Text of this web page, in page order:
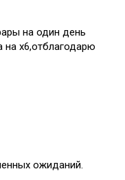
на один день
на х6,отблагодарю
ожиданий.